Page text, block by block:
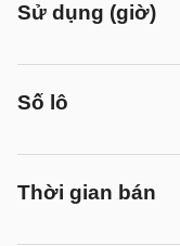
Sử dụng (giờ)
Số lô
Thời gian bán